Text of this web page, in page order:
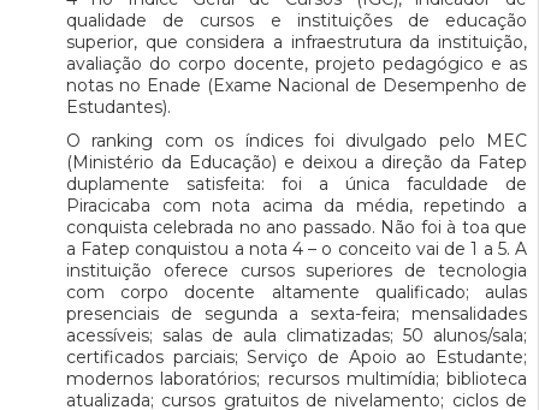
qualidade de cursos e instituições de educação
superior, que considera a infraestrutura da instituição,
avaliação do corpo docente, projeto pedagógico e as
notas no Enade (Exame Nacional de Desempenho de
Estudantes).
O ranking com os índices foi divulgado pelo MEC
(Ministério da Educação) e deixou a direção da Fatep
duplamente satisfeita: foi a única faculdade de
Piracicaba com nota acima da média, repetindo a
conquista celebrada no ano passado. Não foi à toa que
a Fatep conquistou a nota 4 – o conceito vai de 1 a 5. A
instituição oferece cursos superiores de tecnologia
com corpo docente altamente qualificado; aulas
presenciais de segunda a sexta-feira; mensalidades
acessíveis; salas de aula climatizadas; 50 alunos/sala;
certificados parciais; Serviço de Apoio ao Estudante;
modernos laboratórios; recursos multimídia; biblioteca
atualizada; cursos gratuitos de nivelamento; ciclos de